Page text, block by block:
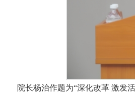
院长杨治作题为“深化改革 激发